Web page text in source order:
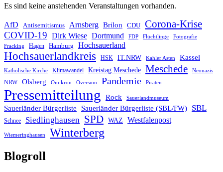
Es sind keine anstehenden Veranstaltungen vorhanden.
AfD Antisemitismus Arnsberg Brilon CDU Corona-Krise
COVID-19 Dirk Wiese Dortmund FDP Flüchtlinge
Fotografie
Fracking
Hagen Hamburg Hochsauerland
Hochsauerlandkreis HSK IT.NRW Kahler Asten Kassel
Katholische Kirche Klimawandel Kreistag Meschede Meschede Neonazis
NRW Olsberg Omikron Oversum Pandemie Piraten
Pressemitteilung Rock Sauerlandmuseum
Sauerländer Bürgerliste Sauerländer Bürgerliste (SBL/FW) SBL
Schnee Siedlinghausen SPD WAZ Westfalenpost
Wiemeringhausen Winterberg
Blogroll